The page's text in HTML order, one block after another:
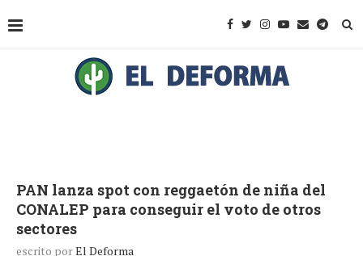
PAN lanza spot con reggaetón de niña del
CONALEP para conseguir el voto de otros
sectores
escrito porEl Deforma